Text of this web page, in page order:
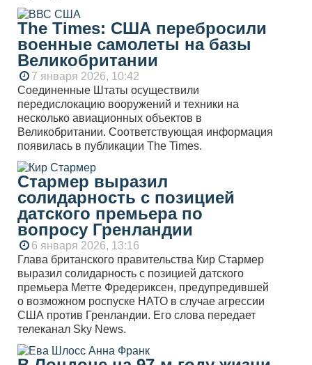
The Times: США перебросили
военные самолеты на базы
Великобритании
7 января 2026, 10:42
Соединенные Штаты осуществили
передислокацию вооружений и техники на
несколько авиационных объектов в
Великобритании. Соответствующая информация
появилась в публикации The Times.
Стармер выразил
солидарность с позицией
датского премьера по
вопросу Гренландии
6 января 2026, 13:16
Глава британского правительства Кир Стармер
выразил солидарность с позицией датского
премьера Метте Фредериксен, предупредившей
о возможном роспуске НАТО в случае агрессии
США против Гренландии. Его слова передает
телеканал Sky News.